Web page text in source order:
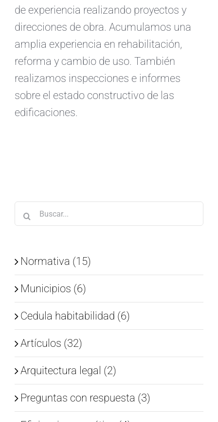
de experiencia realizando proyectos y
direcciones de obra. Acumulamos una
amplia experiencia en rehabilitación,
reforma y cambio de uso. También
realizamos inspecciones e informes
sobre el estado constructivo de las
edificaciones.
Buscar:
Normativa (15)
Municipios (6)
Cedula habitabilidad (6)
Artículos (32)
Arquitectura legal (2)
Preguntas con respuesta (3)